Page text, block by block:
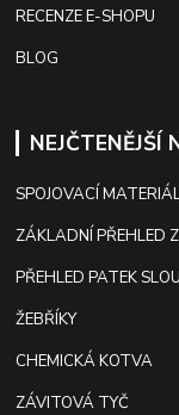
RECENZE E-SHOPU
BLOG
NEJČTENĚJŠÍ
SPOJOVACÍ
ZÁKLADNÍ PŘEHLED
PŘEHLED PATEK
ŽEBŘÍKY
CHEMICKÁ KOTVA
ZÁVITOVÁ TYČ